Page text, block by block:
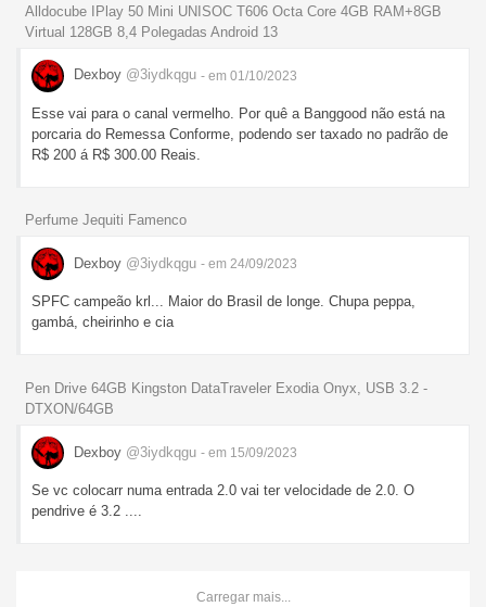
Alldocube IPlay 50 Mini UNISOC T606 Octa Core 4GB RAM+8GB
Virtual 128GB 8,4 Polegadas Android 13
Dexboy @3iydkqgu - em 01/10/2023
Esse vai para o canal vermelho. Por quê a Banggood não está na
porcaria do Remessa Conforme, podendo ser taxado no padrão de
R$ 200 á R$ 300.00 Reais.
Perfume Jequiti Famenco
Dexboy @3iydkqgu - em 24/09/2023
SPFC campeão krl... Maior do Brasil de longe. Chupa peppa,
gambá, cheirinho e cia
Pen Drive 64GB Kingston DataTraveler Exodia Onyx, USB 3.2 -
DTXON/64GB
Dexboy @3iydkqgu - em 15/09/2023
Se vc colocarr numa entrada 2.0 vai ter velocidade de 2.0. O
pendrive é 3.2 ....
Carregar mais...